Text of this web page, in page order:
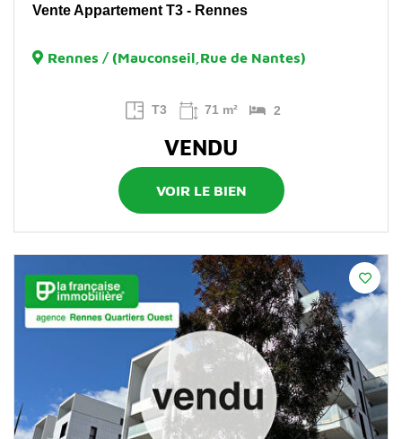
Vente Appartement T3 - Rennes
Rennes / (Mauconseil,Rue de Nantes)
T3 71 m² 2
VENDU
VOIR LE BIEN